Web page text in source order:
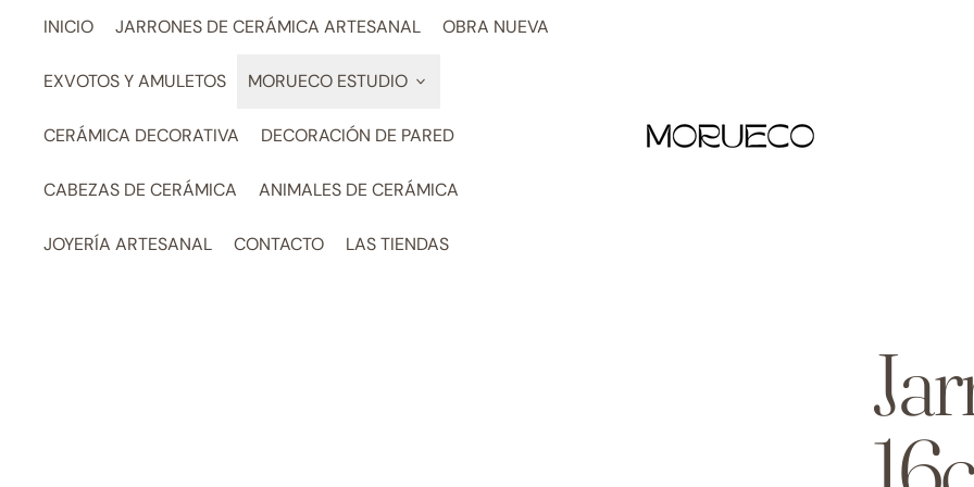
INICIO JARRONES DE CERÁMICA ARTESANAL OBRA NUEVA
EXVOTOS Y AMULETOS MORUECO ESTUDIO
CERÁMICA DECORATIVA DECORACIÓN DE PARED
CABEZAS DE CERÁMICA ANIMALES DE CERÁMICA
JOYERÍA ARTESANAL CONTACTO LAS TIENDAS